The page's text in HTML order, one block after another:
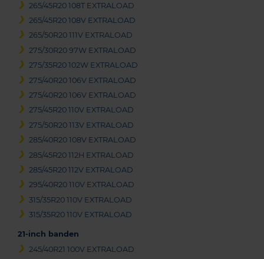
265/45R20 108T EXTRALOAD
265/45R20 108V EXTRALOAD
265/50R20 111V EXTRALOAD
275/30R20 97W EXTRALOAD
275/35R20 102W EXTRALOAD
275/40R20 106V EXTRALOAD
275/40R20 106V EXTRALOAD
275/45R20 110V EXTRALOAD
275/50R20 113V EXTRALOAD
285/40R20 108V EXTRALOAD
285/45R20 112H EXTRALOAD
285/45R20 112V EXTRALOAD
295/40R20 110V EXTRALOAD
315/35R20 110V EXTRALOAD
315/35R20 110V EXTRALOAD
21-inch banden
245/40R21 100V EXTRALOAD